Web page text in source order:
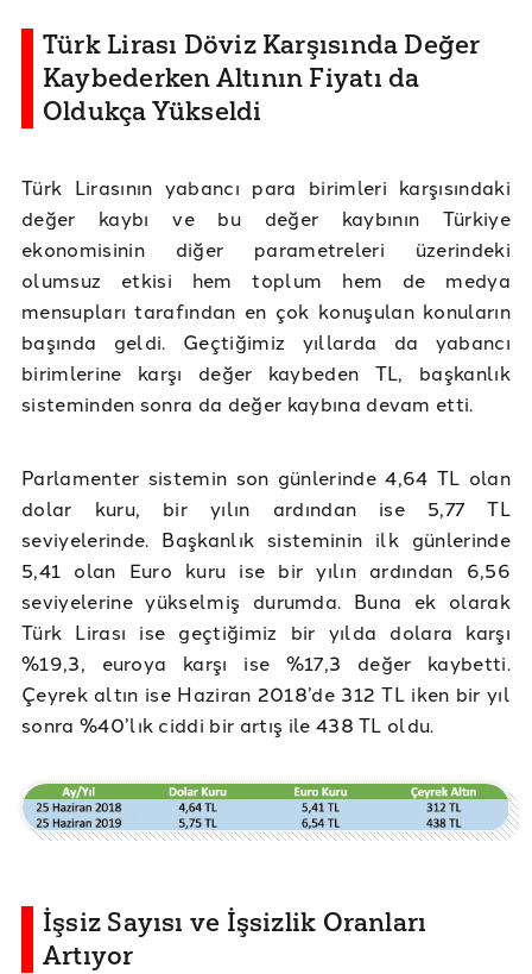
Türk Lirası Döviz Karşısında Değer
Kaybederken Altının Fiyatı da
Oldukça Yükseldi
Türk Lirasının yabancı para birimleri karşısındaki
değer kaybı ve bu değer kaybının Türkiye
ekonomisinin diğer parametreleri üzerindeki
olumsuz etkisi hem toplum hem de medya
mensupları tarafından en çok konuşulan konuların
başında geldi. Geçtiğimiz yıllarda da yabancı
birimlerine karşı değer kaybeden TL, başkanlık
sisteminden sonra da değer kaybına devam etti.
Parlamenter sistemin son günlerinde 4,64 TL olan
dolar kuru, bir yılın ardından ise 5,77 TL
seviyelerinde. Başkanlık sisteminin ilk günlerinde
5,41 olan Euro kuru ise bir yılın ardından 6,56
seviyelerine yükselmiş durumda. Buna ek olarak
Türk Lirası ise geçtiğimiz bir yılda dolara karşı
%19,3, euroya karşı ise %17,3 değer kaybetti.
Çeyrek altın ise Haziran 2018’de 312 TL iken bir yıl
sonra %40’lık ciddi bir artış ile 438 TL oldu.
İşsiz Sayısı ve İşsizlik Oranları
Artıyor